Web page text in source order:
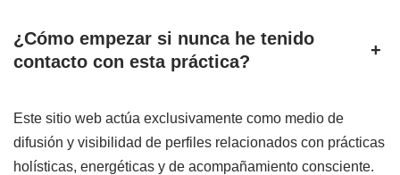
¿Cómo empezar si nunca he tenido
contacto con esta práctica?
+
Este sitio web actúa exclusivamente como medio de
difusión y visibilidad de perfiles relacionados con prácticas
holísticas, energéticas y de acompañamiento consciente.